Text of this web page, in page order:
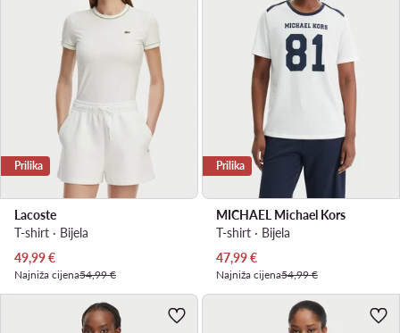
Prilika
Lacoste
T-shirt · Bijela
Trenutna cijena
49,99€
Najniža cijena54,99 €
Prilika
MICHAEL Michael Kors
T-shirt · Bijela
Trenutna cijena
47,99€
Najniža cijena54,99 €